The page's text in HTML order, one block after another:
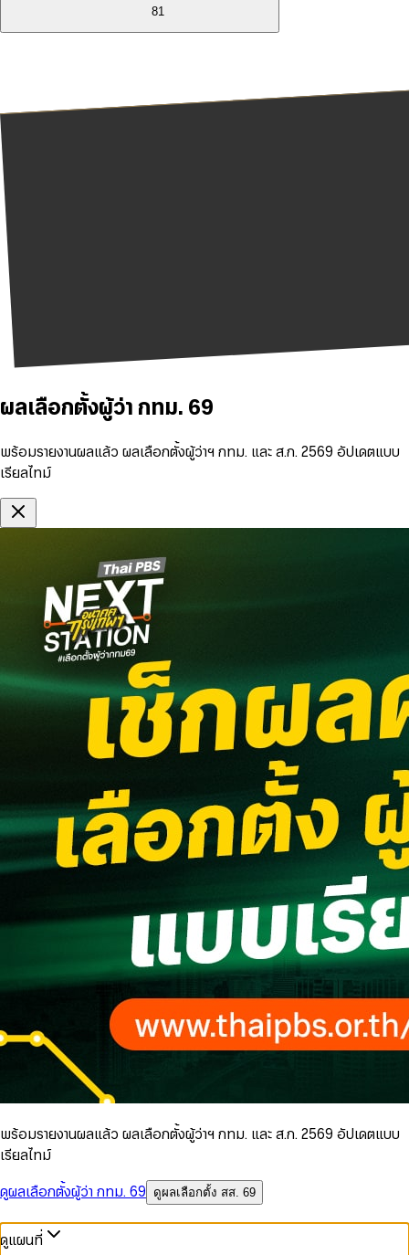
81
ผลเลือกตั้งผู้ว่า กทม. 69
พร้อมรายงานผลแล้ว ผลเลือกตั้งผู้ว่าฯ กทม. และ ส.ก. 2569 อัปเดตแบบ
เรียลไทม์
พร้อมรายงานผลแล้ว ผลเลือกตั้งผู้ว่าฯ กทม. และ ส.ก. 2569 อัปเดตแบบ
เรียลไทม์
ดูผลเลือกตั้งผู้ว่า กทม. 69
ดูผลเลือกตั้ง สส. 69
ดูแผนที่